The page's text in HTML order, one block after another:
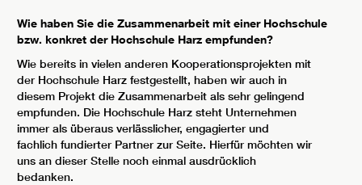
Wie haben Sie die Zusammenarbeit mit einer Hochschule
bzw. konkret der Hochschule Harz empfunden?
Wie bereits in vielen anderen Kooperationsprojekten mit
der Hochschule Harz festgestellt, haben wir auch in
diesem Projekt die Zusammenarbeit als sehr gelingend
empfunden. Die Hochschule Harz steht Unternehmen
immer als überaus verlässlicher, engagierter und
fachlich fundierter Partner zur Seite. Hierfür möchten wir
uns an dieser Stelle noch einmal ausdrücklich
bedanken.